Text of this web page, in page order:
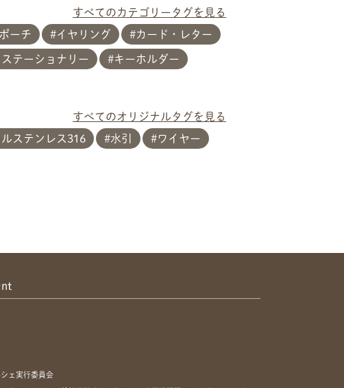
ポーチ イヤリング カード・レター
テーショナリー キーホルダー
すべてのカテゴリータグを見る
ステンレス316 水引 ワイヤー
すべてのオリジナルタグを見る
ェ実行委員会